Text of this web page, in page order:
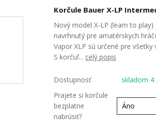
Korčule Bauer X-LP
Nový model X-LP (learn to play)
navrhnutý pre amatérskych
Vapor XLP sú určené pre všetky
S korčuľ... celý popis
Dostupnosť
skladom 4
Prajete si korčule
bezplatne
nabrúsiť?